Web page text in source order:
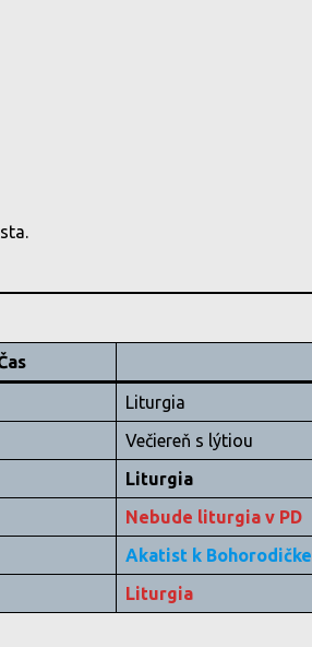
Liturgia
Večiereň s lýtiou
Liturgia
Nebude liturgia v PD
Akatist k Bohorodičke
Liturgia